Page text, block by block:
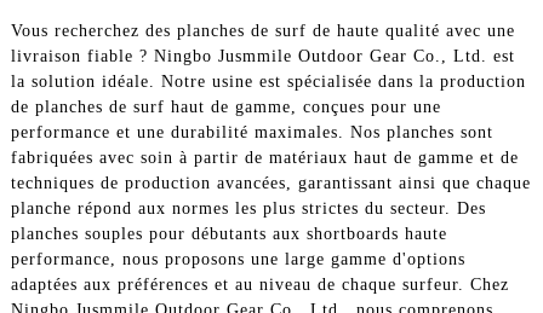
Vous recherchez des planches de surf de haute qualité avec une
livraison fiable ? Ningbo Jusmmile Outdoor Gear Co., Ltd. est
la solution idéale. Notre usine est spécialisée dans la production
de planches de surf haut de gamme, conçues pour une
performance et une durabilité maximales. Nos planches sont
fabriquées avec soin à partir de matériaux haut de gamme et de
techniques de production avancées, garantissant ainsi que chaque
planche répond aux normes les plus strictes du secteur. Des
planches souples pour débutants aux shortboards haute
performance, nous proposons une large gamme d'options
adaptées aux préférences et au niveau de chaque surfeur. Chez